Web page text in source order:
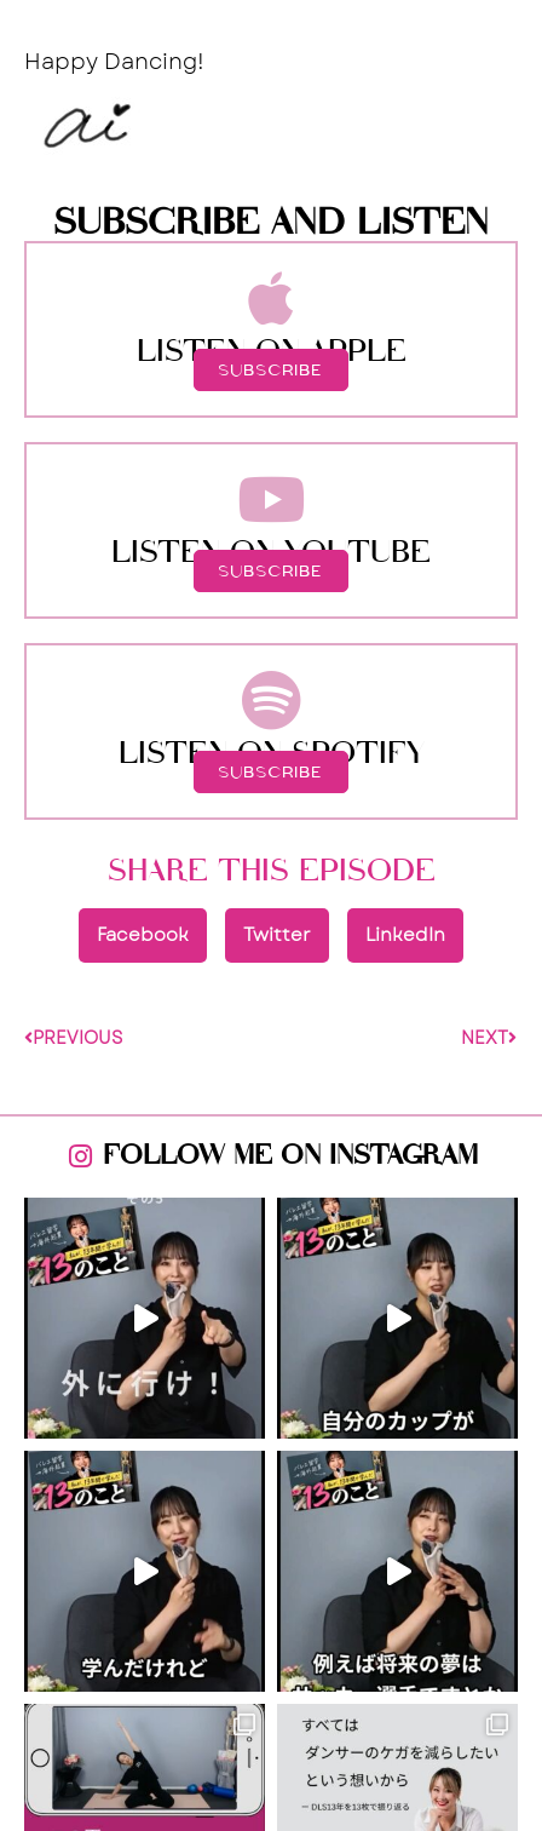
Happy Dancing!
SUBSCRIBE AND LISTEN
LISTEN ON APPLE
SUBSCRIBE
LISTEN ON YOUTUBE
SUBSCRIBE
LISTEN ON SPOTIFY
SUBSCRIBE
SHARE THIS EPISODE
Facebook Twitter LinkedIn
PREVIOUS NEXT
FOLLOW ME ON INSTAGRAM